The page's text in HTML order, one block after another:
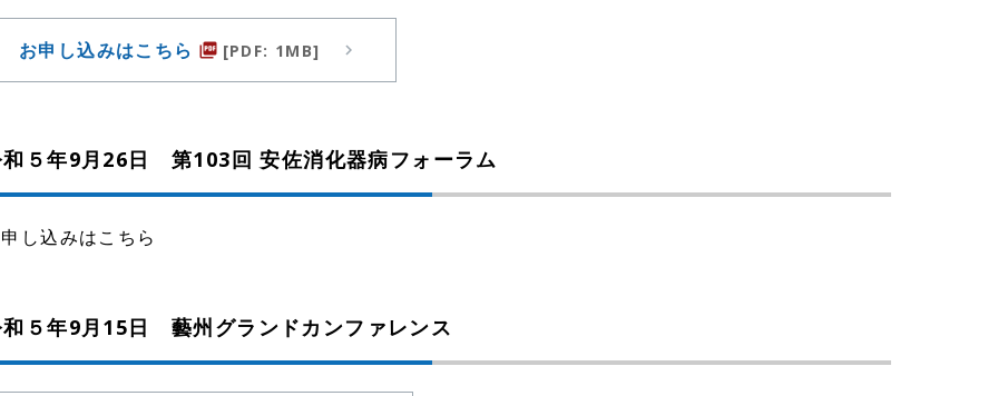
お申し込みはこちら picture_as_pdf [PDF: 1MB]
５年9月26日 第103回 安佐消化器病フォーラム
し込みはこちら
５年9月15日 藝州グランドカンファレンス